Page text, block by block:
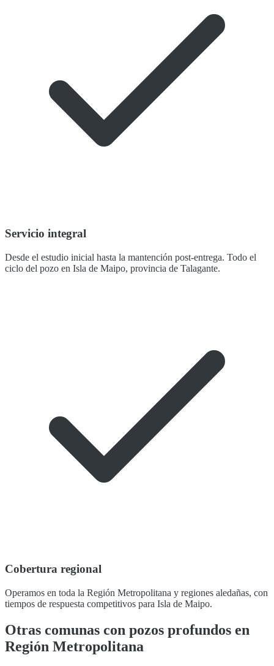
Servicio integral
Desde el estudio inicial hasta la mantención post-entrega. Todo el
ciclo del pozo en Isla de Maipo, provincia de Talagante.
Cobertura regional
Operamos en toda la Región Metropolitana y regiones aledañas, con
tiempos de respuesta competitivos para Isla de Maipo.
Otras comunas con pozos profundos en
Región Metropolitana